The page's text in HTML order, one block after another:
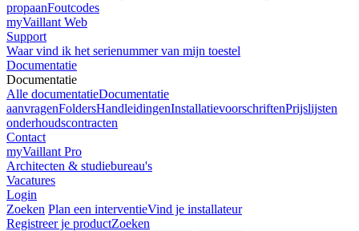
propaanFoutcodes
myVaillant Web
Support
Waar vind ik het serienummer van mijn toestel
Documentatie
Documentatie
Alle documentatieDocumentatie
aanvragenFoldersHandleidingenInstallatievoorschriftenPrijslijsten
onderhoudscontracten
Contact
myVaillant Pro
Architecten & studiebureau's
Vacatures
Login
Zoeken Plan een interventieVind je installateur
Registreer je productZoeken